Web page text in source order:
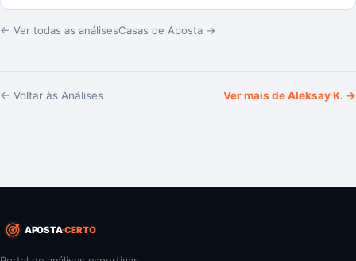
← Ver todas as análisesCasas de Aposta →
← Voltar às Análises Ver mais deAleksay K. →
APOSTACERTO